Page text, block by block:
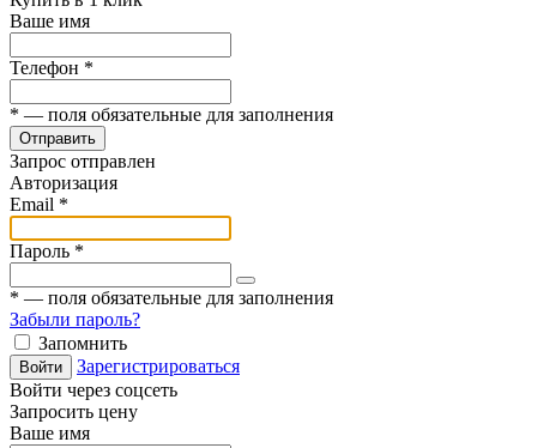
Ваше имя
Телефон *
* — поля обязательные для заполнения
Отправить
Запрос отправлен
Авторизация
Email *
Пароль *
* — поля обязательные для заполнения
Забыли пароль?
Запомнить
Войти
Зарегистрироваться
Войти через соцсеть
Запросить цену
Ваше имя